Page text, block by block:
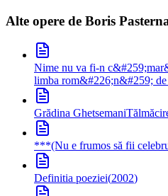
Alte opere de Boris
Nime nu va fi-n
limba rom&#226;n&#259;
Grădina Ghetsemani
***(Nu e frumos să fii
Definitia poeziei(2002)